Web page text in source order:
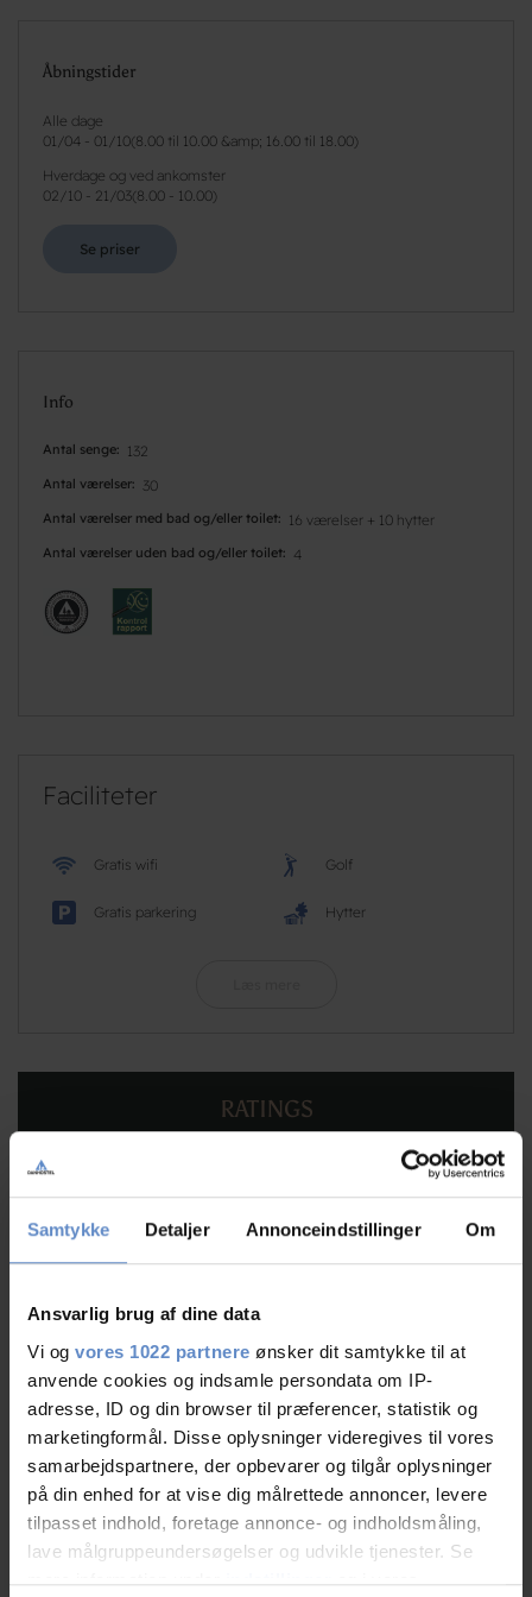
Samtykke Detaljer Annonceindstillinger Om
Ansvarlig brug af dine data
Vi og vores 1022 partnere ønsker dit samtykke til at
anvende cookies og indsamle persondata om IP-
adresse, ID og din browser til præferencer, statistik og
marketingformål. Disse oplysninger videregives til vores
samarbejdspartnere, der opbevarer og tilgår oplysninger
på din enhed for at vise dig målrettede annoncer, levere
tilpasset indhold, foretage annonce- og indholdsmåling,
lave målgruppeundersøgelser og udvikle tjenester. Se
mere information underindstillingerog i vores
Åbningstider
Alle dage
01/04 - 01/10( 8.00 til 10.00 &amp; 16.00 til 18.00)
Hverdage og ved ankomster
02/10 - 21/03( 8.00 - 10.00)
Se priser
Info
Antal senge 132
Antal værelser 30
Antal værelser med bad og/eller toilet 16 værelser + 10 hytter
Antal værelser uden bad og/eller toilet 4
Faciliteter
Gratis wifi Golf
Gratis parkering Hytter
RATINGS
9,11
9,11 ud af 10
Læs mere
Personalet/service 9,48 ud af 10